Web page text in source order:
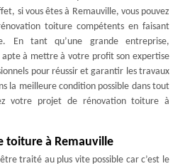
si vous êtes à Remauville, vous pouvez
toiture compétents en faisant
En tant qu’une grande entreprise,
à mettre à votre profit son expertise
pour réussir et garantir les travaux
la meilleure condition possible dans tout
votre projet de rénovation toiture à
toiture à Remauville
traité au plus vite possible car c’est le